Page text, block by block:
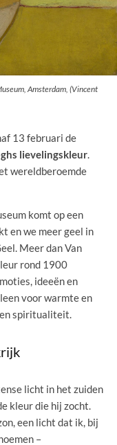
Amsterdam, (Vincent
13 februari de
lievelingskleur.
wereldberoemde
komt op een
en we meer geel in
Meer dan Van
rond 1900
ideeën en
voor warmte en
spiritualiteit.
licht in het zuiden
kleur die hij zocht.
een licht dat ik, bij
–